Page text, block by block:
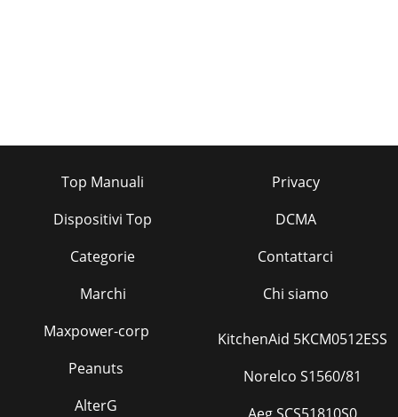
Top Manuali
Dispositivi Top
Categorie
Marchi
Privacy
DCMA
Contattarci
Chi siamo
Maxpower-corp
Peanuts
AlterG
KitchenAid 5KCM0512ESS
Norelco S1560/81
Aeg SCS51810S0